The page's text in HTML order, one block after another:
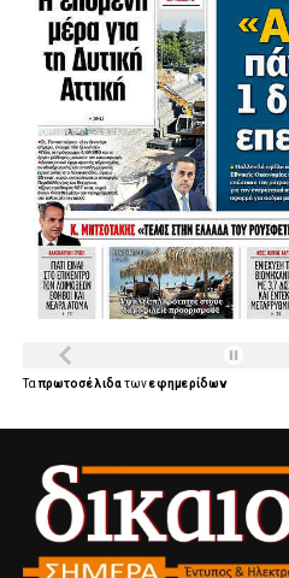
Ταπρωτοσέλιδατωνεφημερίδων